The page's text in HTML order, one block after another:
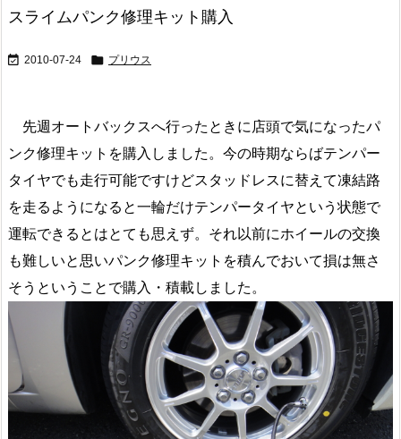
スライムパンク修理キット購入
 2010-07-24  プリウス
先週オートバックスへ行ったときに店頭で気になったパ
ンク修理キットを購入しました。今の時期ならばテンパー
タイヤでも走行可能ですけどスタッドレスに替えて凍結路
を走るようになると一輪だけテンパータイヤという状態で
運転できるとはとても思えず。それ以前にホイールの交換
も難しいと思いパンク修理キットを積んでおいて損は無さ
そうということで購入・積載しました。